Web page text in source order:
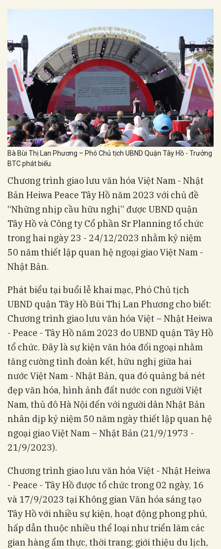
Bà Bùi Thị Lan Phương – Phó Chủ tịch UBND Quận Tây Hồ - Trưởng
BTC phát biểu.
Chương trình giao lưu văn hóa Việt Nam - Nhật
Bản Heiwa Peace Tây Hồ năm 2023 với chủ đề
“Những nhịp cầu hữu nghị” được UBND quận
Tây Hồ và Công ty Cổ phần Sr Planning tổ chức
trong hai ngày 23 - 24/12/2023 nhằm kỷ niệm
50 năm thiết lập quan hệ ngoại giao Việt Nam -
Nhật Bản.
Phát biểu tại buổi lễ khai mạc, Phó Chủ tịch
UBND quận Tây Hồ Bùi Thị Lan Phương cho biết:
Chương trình giao lưu văn hóa Việt – Nhật Heiwa
- Peace - Tây Hồ năm 2023 do UBND quận Tây Hồ
tổ chức. Đây là sự kiện văn hóa đối ngoại nhằm
tăng cường tình đoàn kết, hữu nghị giữa hai
nước Việt Nam - Nhật Bản, qua đó quảng bá nét
đẹp văn hóa, hình ảnh đất nước con người Việt
Nam, thủ đô Hà Nội đến với người dân Nhật Bản
nhân dịp kỷ niệm 50 năm ngày thiết lập quan hệ
ngoại giao Việt Nam – Nhật Bản (21/9/1973 -
21/9/2023).
Chương trình giao lưu văn hóa Việt - Nhật Heiwa
- Peace - Tây Hồ được tổ chức trong 02 ngày, 16
và 17/9/2023 tại Không gian Văn hóa sáng tạo
Tây Hồ với nhiều sự kiện, hoạt động phong phú,
hấp dẫn thuộc nhiều thể loại như triển lãm các
gian hàng ẩm thực, thời trang; giới thiệu du lịch,